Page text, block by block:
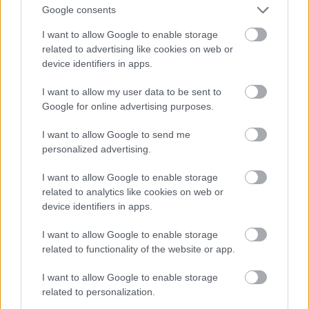
Google consents
I want to allow Google to enable storage
related to advertising like cookies on web or
device identifiers in apps.
I want to allow my user data to be sent to
Google for online advertising purposes.
I want to allow Google to send me
personalized advertising.
I want to allow Google to enable storage
related to analytics like cookies on web or
device identifiers in apps.
I want to allow Google to enable storage
related to functionality of the website or app.
I want to allow Google to enable storage
related to personalization.
μια ταυτότητα που δημιουργήθηκε στη δεκαετία
του ‘40. Στον πρώτο πυλώνα, που είναι η
προσφυγιά την περίοδο του μεσοπολέμου,
στην ταυτότητα αυτών των ανθρώπων που είναι η
αντίσταση. Αυτοί οι δύο πυλώνες έχουν
χαρακτηρίσει τις προσφυγικές συνοικίες στην
Αθήνα ως τουλάχιστον προοδευτικές. Αυτό, παρά
το γεγονός ότι η ανοικοδόμηση των τελευταίων
ετών έχει αλλάξει εντελώς τον χαρακτήρα στις
συνοικίες αυτές, βλέπουμε ότι αυτό επιμένει σαν
χαρακτηριστικό και το εντυπωσιακό είναι ότι και
πολλοί από τους νέους κατοίκους των περιοχών
αυτών, οι οποίοι προέρχονται από οποιαδήποτε
περιοχή της Αθήνας ή της επαρχίας,